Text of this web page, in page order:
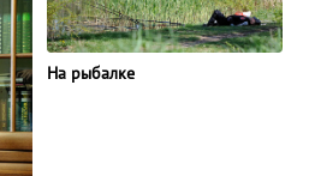
На рыбалке